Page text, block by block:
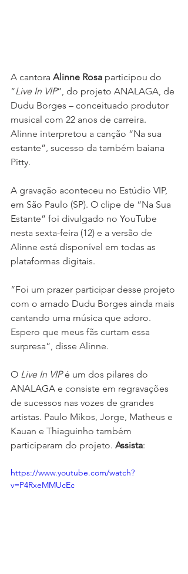
A cantora Alinne Rosa participou do
“Live In VIP”, do projeto ANALAGA, de
Dudu Borges – conceituado produtor
musical com 22 anos de carreira.
Alinne interpretou a canção “Na sua
estante”, sucesso da também baiana
Pitty.
A gravação aconteceu no Estúdio VIP,
em São Paulo (SP). O clipe de “Na Sua
Estante” foi divulgado no YouTube
nesta sexta-feira (12) e a versão de
Alinne está disponível em todas as
plataformas digitais.
“Foi um prazer participar desse projeto
com o amado Dudu Borges ainda mais
cantando uma música que adoro.
Espero que meus fãs curtam essa
surpresa”, disse Alinne.
O Live In VIP é um dos pilares do
ANALAGA e consiste em regravações
de sucessos nas vozes de grandes
artistas. Paulo Mikos, Jorge, Matheus e
Kauan e Thiaguinho também
participaram do projeto. Assista:
https://www.youtube.com/watch?
v=P4RxeMMUcEc